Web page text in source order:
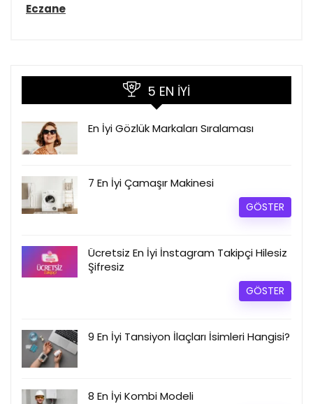
Eczane
5 EN İYI
En İyi Gözlük Markaları Sıralaması
7 En İyi Çamaşır Makinesi
GÖSTER
Ücretsiz En İyi İnstagram Takipçi Hilesiz
Şifresiz​
GÖSTER
9 En İyi Tansiyon İlaçları İsimleri Hangisi?
8 En İyi Kombi Modeli